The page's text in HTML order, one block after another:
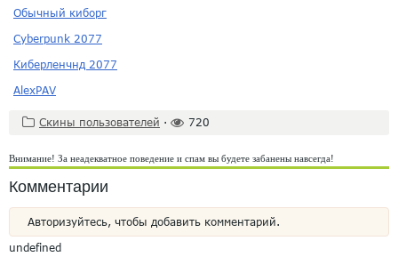
Обычный киборг
Cyberpunk 2077
Киберленчнд 2077
AlexPAV
Скины пользователей · 720
Внимание! За неадекватное поведение и спам вы будете забанены навсегда!
Комментарии
Авторизуйтесь, чтобы добавить комментарий.
undefined